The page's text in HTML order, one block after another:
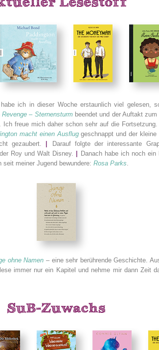
ich in dieser Woche erstaunlich viel gelesen,
Revenge – Sternensturmbeendet und der Auftakt zum
Ich freue mich daher schon sehr auf die Fortsetzung.
macht einen Ausfluggeschnappt und der kleine
gezaubert.
Darauf folgte der interessante
Roy und Walt Disney.
Danach habe ich noch ein
meiner Jugend bewundere: Rosa Parks.
ohne Namen – eine sehr berührende Geschichte.
immer nur ein Kapitel und nehme mir dann Zeit